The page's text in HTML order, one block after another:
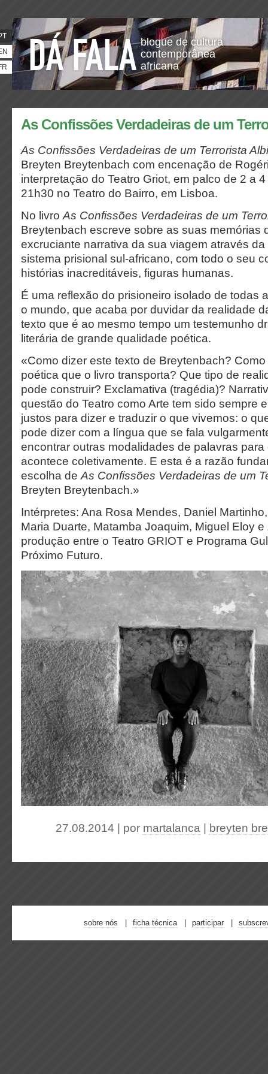
blogue de cultura
contemporânea
africana
As Confissões Verdadeiras de um
As Confissões Verdadeiras de um Terrorista
Breyten Breytenbach com encenação de
interpretação do Teatro Griot, em palco de 2 a
21h30 no Teatro do Bairro, em Lisboa.
No livro As Confissões Verdadeiras de um
Breytenbach escreve sobre as suas memórias
excruciante narrativa da sua viagem através
sistema prisional sul-africano, com todo o seu
histórias inacreditáveis, figuras humanas.
É uma reflexão do prisioneiro isolado de todas
o mundo, que acaba por duvidar da realidade
texto que é ao mesmo tempo um testemunho
literária de grande qualidade poética.
«Como dizer este texto de Breytenbach?
poética que o livro transporta? Que tipo de
pode construir? Exclamativa (tragédia)?
questão do Teatro como Arte tem sido sempre
justos para dizer e traduzir o que vivemos: o
pode dizer com a língua que se fala
encontrar outras modalidades de palavras
acontece coletivamente. E esta é a razão
escolha de As Confissões Verdadeiras de um
Breyten Breytenbach.»
Intérpretes: Ana Rosa Mendes, Daniel
Maria Duarte, Matamba Joaquim, Miguel Eloy
produção entre o Teatro GRIOT e Programa
Próximo Futuro.
27.08.2014 | por martalanca breyten
sobre nós ficha técnica participar